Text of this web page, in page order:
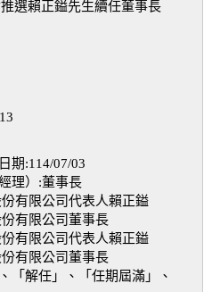
選賴正鎰先生續任董事長
期:114/07/03
理）:董事長
有限公司代表人賴正鎰
有限公司董事長
有限公司代表人賴正鎰
有限公司董事長
「解任」、「任期屆滿」、